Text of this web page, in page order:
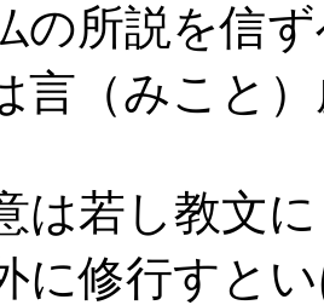
の所説を信
言（みこと
は若し教文
に修行すと